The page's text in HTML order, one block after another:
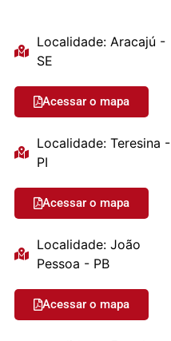
Localidade: Aracajú -
SE
Acessar o mapa
Localidade: Teresina -
PI
Acessar o mapa
Localidade: João
Pessoa - PB
Acessar o mapa